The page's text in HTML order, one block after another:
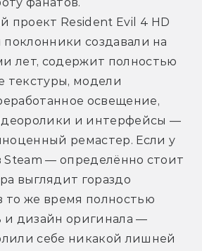
проект Resident Evil 4 HD
создавали на
лет, содержит полностью
текстуры, модели
освещение,
и интерфейсы —
ремастер. Если у
Steam — определённо стоит
выглядит гораздо
то же время полностью
и дизайн оригинала —
себе никакой лишней